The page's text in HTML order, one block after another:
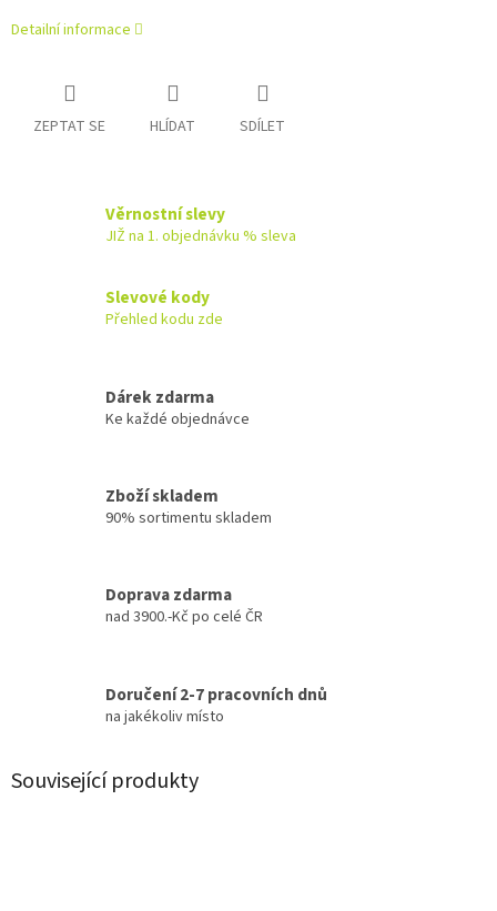
Detailní informace
ZEPTAT SE HLÍDAT SDÍLET
Věrnostní slevy
JIŽ na 1. objednávku % sleva
Slevové kody
Přehled kodu zde
Dárek zdarma
Ke každé objednávce
Zboží skladem
90% sortimentu skladem
Doprava zdarma
nad 3900.-Kč po celé ČR
Doručení 2-7 pracovních dnů
na jakékoliv místo
Související produkty